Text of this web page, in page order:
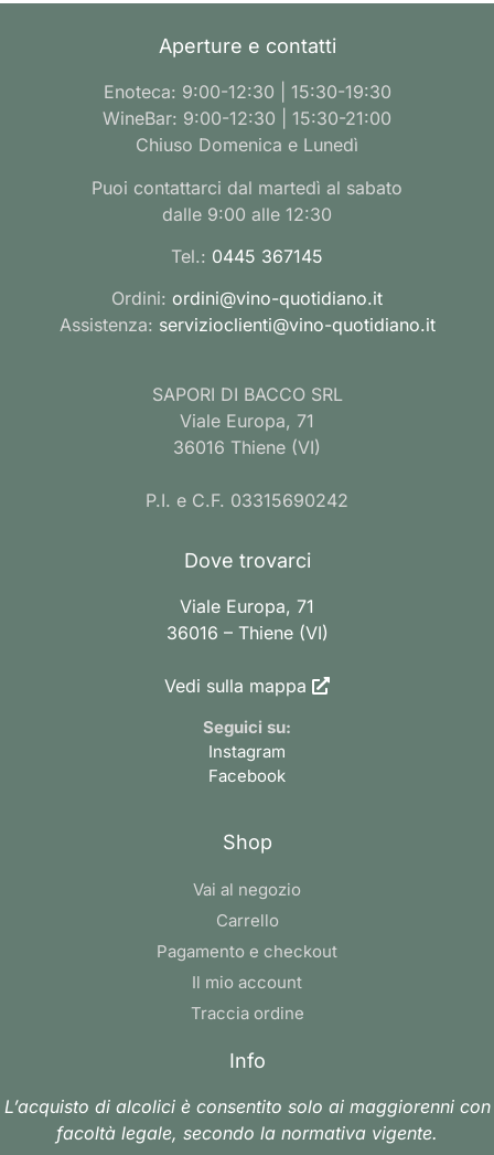
Aperture e contatti
Enoteca: 9:00-12:30 | 15:30-19:30
WineBar: 9:00-12:30 | 15:30-21:00
Chiuso Domenica e Lunedì
Puoi contattarci dal martedì al sabato
dalle 9:00 alle 12:30
Tel.: 0445 367145
Ordini: ordini@vino-quotidiano.it
Assistenza: servizioclienti@vino-quotidiano.it
SAPORI DI BACCO SRL
Viale Europa, 71
36016 Thiene (VI)
P.I. e C.F. 03315690242
Dove trovarci
Viale Europa, 71
36016 – Thiene (VI)
Vedi sulla mappa
Seguici su:
Instagram
Facebook
Shop
Vai al negozio
Carrello
Pagamento e checkout
Il mio account
Traccia ordine
Info
L’acquisto di alcolici è consentito solo ai maggiorenni con
facoltà legale, secondo la normativa vigente.